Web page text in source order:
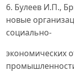
6. Булеев И.П.,
новые
социально-
экономических